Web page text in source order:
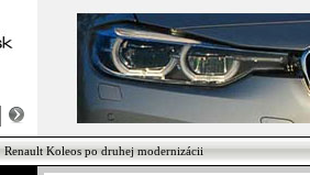
Renault Koleos po druhej modernizácii